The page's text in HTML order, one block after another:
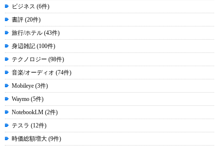
ビジネス (6件)
書評 (20件)
旅行/ホテル (43件)
身辺雑記 (100件)
テクノロジー (98件)
音楽/オーディオ (74件)
Mobileye (3件)
Waymo (5件)
NotebookLM (2件)
テスラ (12件)
時価総額増大 (9件)